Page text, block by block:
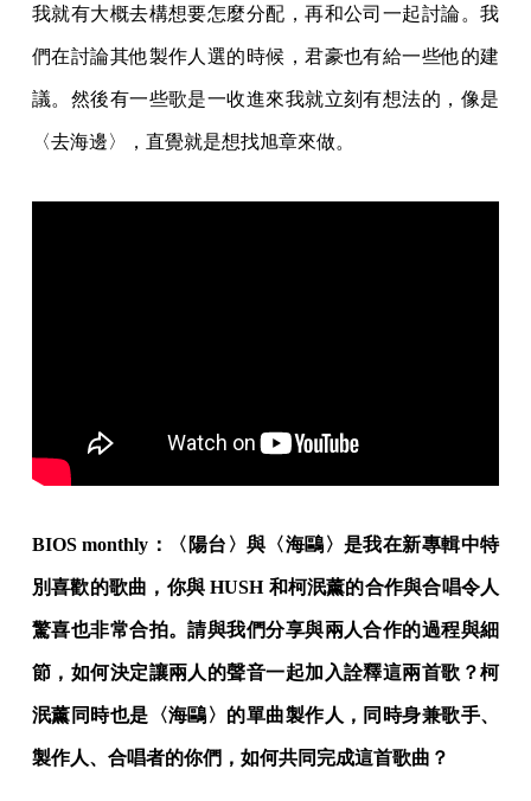
我就有大概去構想要怎麼分配，再和公司一起討論。我
們在討論其他製作人選的時候，君豪也有給一些他的建
議。然後有一些歌是一收進來我就立刻有想法的，像是
〈去海邊〉，直覺就是想找旭章來做。
BIOS monthly：〈陽台〉與〈海鷗〉是我在新專輯中特
別喜歡的歌曲，你與 HUSH 和柯泯薰的合作與合唱令人
驚喜也非常合拍。請與我們分享與兩人合作的過程與細
節，如何決定讓兩人的聲音一起加入詮釋這兩首歌？柯
泯薰同時也是〈海鷗〉的單曲製作人，同時身兼歌手、
製作人、合唱者的你們，如何共同完成這首歌曲？